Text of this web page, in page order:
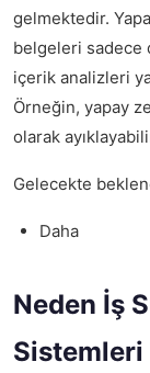
gelmektedir.
belgeleri sadece
içerik analizleri
Örneğin, yapay
olarak
Gelecekte
Daha
Neden İş
Sistemleri